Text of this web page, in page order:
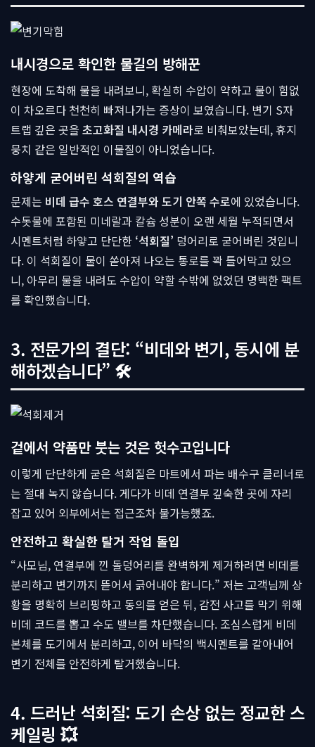
내시경으로 확인한 물길의 방해꾼
현장에 도착해 물을 내려보니, 확실히 수압이 약하고 물이 힘없
이 차오르다 천천히 빠져나가는 증상이 보였습니다. 변기 S자
트랩 깊은 곳을 초고화질 내시경 카메라로 비춰보았는데, 휴지
뭉치 같은 일반적인 이물질이 아니었습니다.
하얗게 굳어버린 석회질의 역습
문제는 비데 급수 호스 연결부와 도기 안쪽 수로에 있었습니다.
수돗물에 포함된 미네랄과 칼슘 성분이 오랜 세월 누적되면서
시멘트처럼 하얗고 단단한 ‘석회질’ 덩어리로 굳어버린 것입니
다. 이 석회질이 물이 쏟아져 나오는 통로를 꽉 틀어막고 있으
니, 아무리 물을 내려도 수압이 약할 수밖에 없었던 명백한 팩트
를 확인했습니다.
3. 전문가의 결단: “비데와 변기, 동시에 분
해하겠습니다” 🛠
겉에서 약품만 붓는 것은 헛수고입니다
이렇게 단단하게 굳은 석회질은 마트에서 파는 배수구 클리너로
는 절대 녹지 않습니다. 게다가 비데 연결부 깊숙한 곳에 자리
잡고 있어 외부에서는 접근조차 불가능했죠.
안전하고 확실한 탈거 작업 돌입
“사모님, 연결부에 낀 돌덩어리를 완벽하게 제거하려면 비데를
분리하고 변기까지 뜯어서 긁어내야 합니다.” 저는 고객님께 상
황을 명확히 브리핑하고 동의를 얻은 뒤, 감전 사고를 막기 위해
비데 코드를 뽑고 수도 밸브를 차단했습니다. 조심스럽게 비데
본체를 도기에서 분리하고, 이어 바닥의 백시멘트를 갈아내어
변기 전체를 안전하게 탈거했습니다.
4. 드러난 석회질: 도기 손상 없는 정교한 스
케일링 💥